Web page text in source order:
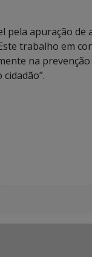
pela apuração
trabalho em
na